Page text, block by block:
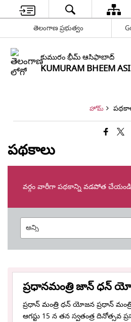
తెలంగాణ ప్రభుత్వం
కుమురం భీమ్ ఆసిఫాబాద్
KUMURAM BHEEM
హోమ్
పథకాలు
వర్గం వారీగా పథకాన్ని వడపోత చేయండి
ప్రధానమంత్రి జాన్ ధన్
ప్రధాన్ మంత్రి ధన్ యోజన ప్రధాన్
ఆగస్టు 15 న తన స్వతంత్ర దినోత్సవ